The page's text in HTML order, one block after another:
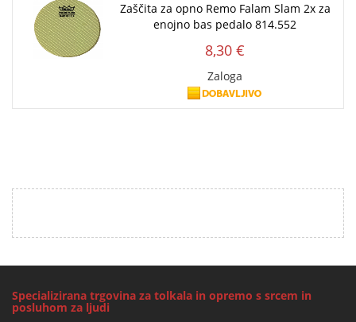
Zaščita za opno Remo Falam Slam 2x za
enojno bas pedalo 814.552
8,30 €
Zaloga
Specializirana trgovina za tolkala in opremo s srcem in
posluhom za ljudi